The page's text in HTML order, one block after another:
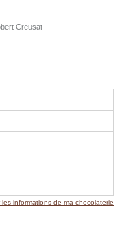
Creusat
les informations de ma chocolaterie